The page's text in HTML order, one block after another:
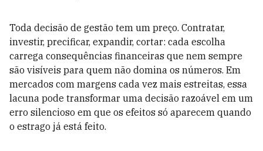
Toda decisão de gestão tem um preço. Contratar,
investir, precificar, expandir, cortar: cada escolha
carrega consequências financeiras que nem sempre
são visíveis para quem não domina os números. Em
mercados com margens cada vez mais estreitas, essa
lacuna pode transformar uma decisão razoável em um
erro silencioso em que os efeitos só aparecem quando
o estrago já está feito.